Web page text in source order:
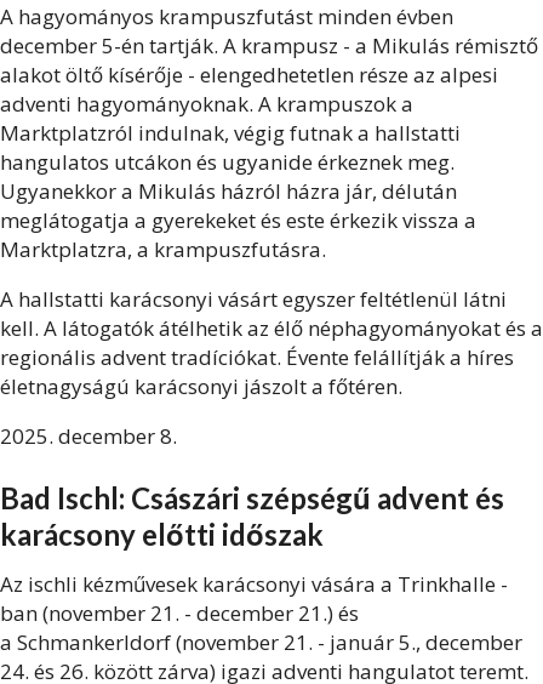
A hagyományos krampuszfutást minden évben
december 5-én tartják. A krampusz - a Mikulás rémisztő
alakot öltő kísérője - elengedhetetlen része az alpesi
adventi hagyományoknak. A krampuszok a
Marktplatzról indulnak, végig futnak a hallstatti
hangulatos utcákon és ugyanide érkeznek meg.
Ugyanekkor a Mikulás házról házra jár, délután
meglátogatja a gyerekeket és este érkezik vissza a
Marktplatzra, a krampuszfutásra.
A hallstatti karácsonyi vásárt egyszer feltétlenül látni
kell. A látogatók átélhetik az élő néphagyományokat és a
regionális advent tradíciókat. Évente felállítják a híres
életnagyságú karácsonyi jászolt a főtéren.
2025. december 8.
Bad Ischl: Császári szépségű advent és
karácsony előtti időszak
Az ischli kézművesek karácsonyi vására a Trinkhalle -
ban (november 21. - december 21.) és
a Schmankerldorf(november 21. - január 5., december
24. és 26. között zárva) igazi adventi hangulatot teremt.